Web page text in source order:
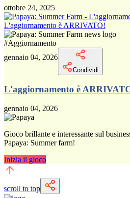
ottobre 24, 2025
L'aggiornamento è ARRIVATO!
#Aggiornamento
gennaio 04, 2026
Condividi
L'aggiornamento è
gennaio 04, 2026
Gioco brillante e interessante sul
Papaya: Summer farm!
Inizia il gioco
scroll to top